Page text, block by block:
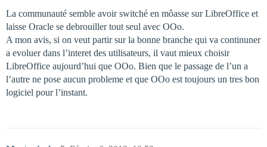
La communauté semble avoir switché en môasse sur LibreOffice et
laisse Oracle se debrouiller tout seul avec OOo.
A mon avis, si on veut partir sur la bonne branche qui va continuner
a evoluer dans l’interet des utilisateurs, il vaut mieux choisir
LibreOffice aujourd’hui que OOo. Bien que le passage de l’un a
l’autre ne pose aucun probleme et que OOo est toujours un tres bon
logiciel pour l’instant.